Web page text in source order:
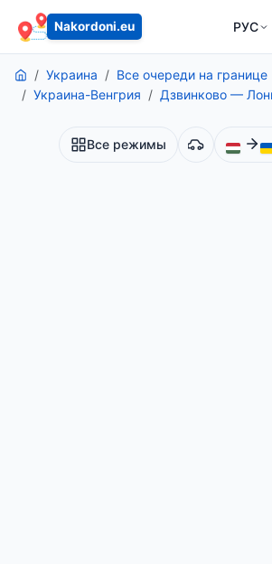
Nakordoni.eu РУС
содержанию
Украина
Все очереди на границе
Украина-Венгрия
Дзвинково —
Все режимы